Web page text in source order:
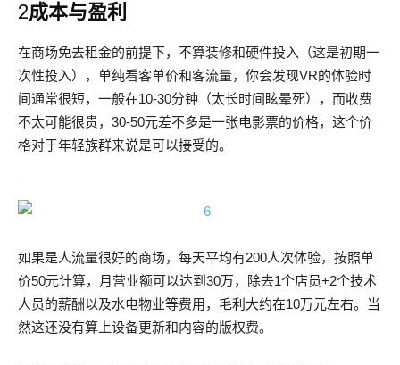
2成本与盈利
在商场免去租金的前提下，不算装修和硬件投入（这是初期一
次性投入），单纯看客单价和客流量，你会发现VR的体验时
间通常很短，一般在10-30分钟（太长时间眩晕死），而收费
不太可能很贵，30-50元差不多是一张电影票的价格，这个价
格对于年轻族群来说是可以接受的。
如果是人流量很好的商场，每天平均有200人次体验，按照单
价50元计算，月营业额可以达到30万，除去1个店员+2个技术
人员的薪酬以及水电物业等费用，毛利大约在10万元左右。当
然这还没有算上设备更新和内容的版权费。